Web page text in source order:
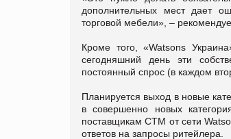
дополнительных мест дает
торговой мебели», –
Кроме того, «Watsons
сегодняшний день эти
постоянный спрос (в каждом
Планируется выход в новые
в совершенно новых
поставщикам СТМ от сети
ответов на запросы ритейлера.